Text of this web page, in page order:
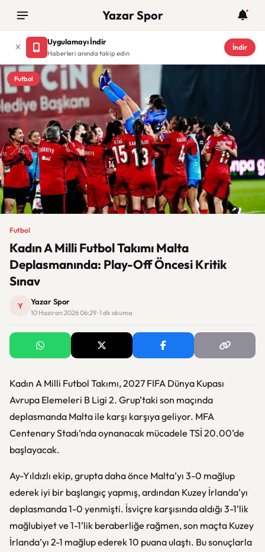
Yazar Spor
Uygulamayı İndir
Haberleri anında takip edin
İndir
Futbol
Futbol
Kadın A Milli Futbol Takımı Malta
Deplasmanında: Play-Off Öncesi Kritik
Sınav
Y Yazar Spor
10 Haziran 2026 06:29 · 1 dk okuma
Kadın A Milli Futbol Takımı, 2027 FIFA Dünya Kupası
Avrupa Elemeleri B Ligi 2. Grup’taki son maçında
deplasmanda Malta ile karşı karşıya geliyor. MFA
Centenary Stadı’nda oynanacak mücadele TSİ 20.00’de
başlayacak.
Ay-Yıldızlı ekip, grupta daha önce Malta’yı 3-0 mağlup
ederek iyi bir başlangıç yapmış, ardından Kuzey İrlanda’yı
deplasmanda 1-0 yenmişti. İsviçre karşısında aldığı 3-1’lik
mağlubiyet ve 1-1’lik beraberliğe rağmen, son maçta Kuzey
İrlanda’yı 2-1 mağlup ederek 10 puana ulaştı. Bu sonuçlarla